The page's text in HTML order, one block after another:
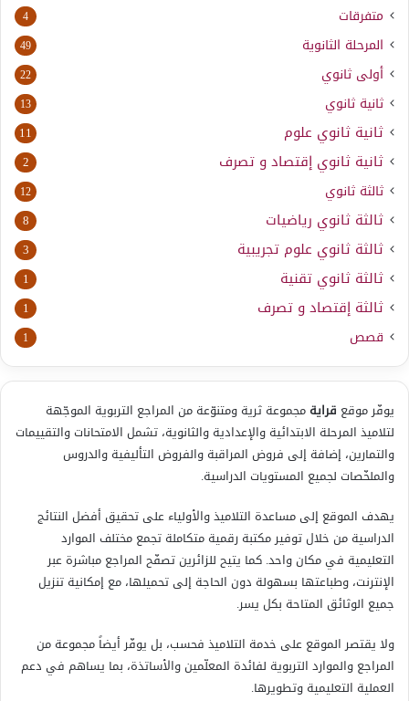
متفرقات 4
المرحلة الثانوية 49
أولى ثانوي 22
ثانية ثانوي 13
ثانية ثانوي علوم 11
ثانية ثانوي إقتصاد و تصرف 2
ثالثة ثانوي 12
ثالثة ثانوي رياضيات 8
ثالثة ثانوي علوم تجريبية 3
ثالثة ثانوي تقنية 1
ثالثة إقتصاد و تصرف 1
قصص 1
يوفّر موقع قرايةمجموعة ثرية ومتنوّعة من المراجع التربوية الموجّهة
لتلاميذ المرحلة الابتدائية والإعدادية والثانوية، تشمل الامتحانات والتقييمات
والتمارين، إضافة إلى فروض المراقبة والفروض التأليفية والدروس
والملخّصات لجميع المستويات الدراسية.
يهدف الموقع إلى مساعدة التلاميذ والأولياء على تحقيق أفضل النتائج
الدراسية من خلال توفير مكتبة رقمية متكاملة تجمع مختلف الموارد
التعليمية في مكان واحد. كما يتيح للزائرين تصفّح المراجع مباشرة عبر
الإنترنت، وطباعتها بسهولة دون الحاجة إلى تحميلها، مع إمكانية تنزيل
جميع الوثائق المتاحة بكل يسر.
ولا يقتصر الموقع على خدمة التلاميذ فحسب، بل يوفّر أيضاً مجموعة من
المراجع والموارد التربوية لفائدة المعلّمين والأساتذة، بما يساهم في دعم
العملية التعليمية وتطويرها.